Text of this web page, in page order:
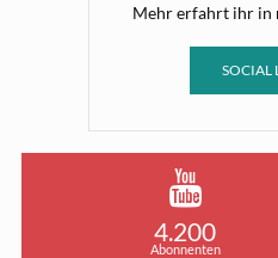
Mehr erfahrt ihr in
SOCIAL
4.200
Abonnenten